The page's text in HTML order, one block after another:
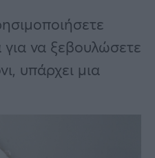
να ξεβουλώσετε
υπάρχει μια